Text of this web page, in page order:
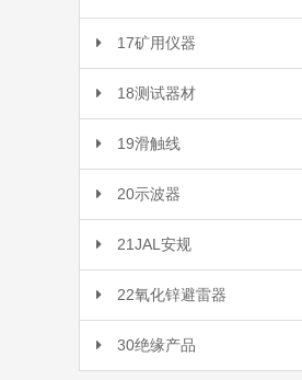
17矿用仪器
18测试器材
19滑触线
20示波器
21JAL安规
22氧化锌避雷器
30绝缘产品